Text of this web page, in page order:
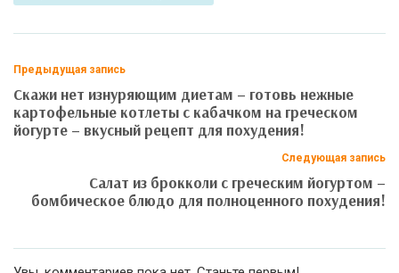
Предыдущая запись
Скажи нет изнуряющим диетам – готовь нежные
картофельные котлеты с кабачком на греческом
йогурте – вкусный рецепт для похудения!
Следующая запись
Салат из брокколи с греческим йогуртом –
бомбическое блюдо для полноценного похудения!